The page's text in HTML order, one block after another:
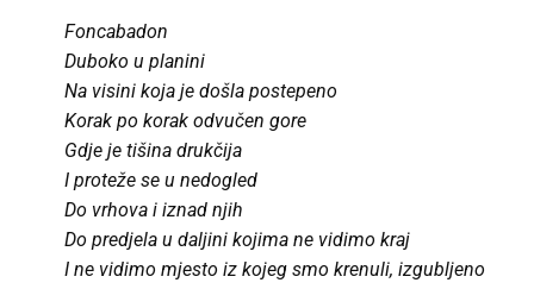
Foncabadon
Duboko u planini
Na visini koja je došla postepeno
Korak po korak odvučen gore
Gdje je tišina drukčija
I proteže se u nedogled
Do vrhova i iznad njih
Do predjela u daljini kojima ne vidimo kraj
I ne vidimo mjesto iz kojeg smo krenuli, izgubljeno